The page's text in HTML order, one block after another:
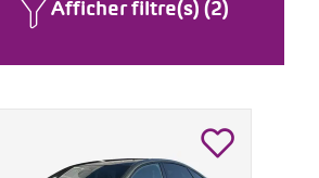
Afficher filtre(s) (2)